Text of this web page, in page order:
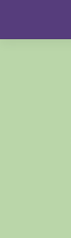
contenido